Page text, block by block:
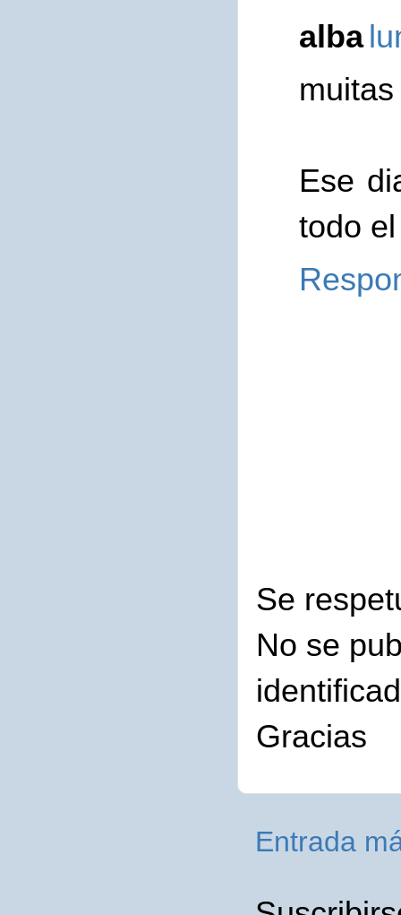
alba
Ese
todo
Se
No se
Gracias
Entrada